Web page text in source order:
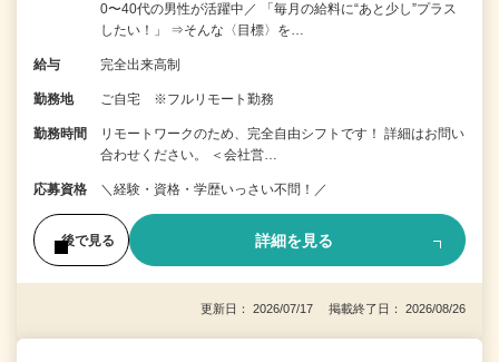
0〜40代の男性が活躍中／ 「毎月の給料に“あと少し”プラス
したい！」 ⇒そんな〈目標〉を…
給与 完全出来高制
勤務地 ご自宅 ※フルリモート勤務
勤務時間
リモートワークのため、完全自由シフトです！ 詳細はお問い
合わせください。 ＜会社営…
応募資格 ＼経験・資格・学歴いっさい不問！／
後で見る 詳細を見る
更新日： 2026/07/17 掲載終了日： 2026/08/26